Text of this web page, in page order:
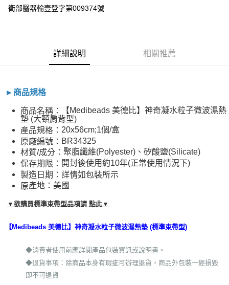
宅配
衛部醫器輸壹登字第009374號
詳細說明 相關推薦
►商品規格
商品名稱：
【Medibeads 美德比】神奇凝水粒子微波濕熱
墊 (大頸肩背型)
產品規格： 20x56cm;1個/盒
原廠編號： BR34325
材質/成分： 聚脂纖維(Polyester)、矽酸鹽(Silicate)
保存期限： 開封後使用約10年(正常使用情況下)
製造日期：詳情如包裝所示
原產地： 美國
▼欲購買標準束帶型品項請 點此▼
【Medibeads 美德比】神奇凝水粒子微波濕熱墊 (標準束帶型)
◆消費者使用前應詳閱產品包裝資訊或說明書。
◆退貨事項：除商品本身有瑕疵可辦理退貨，商品外包裝一經損毀
即不可退貨